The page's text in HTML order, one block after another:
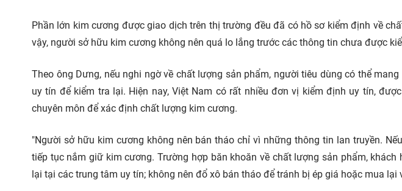
Phần lớn kim cương được giao dịch trên thị trường đều đã có hồ sơ kiểm định về
vậy, người sở hữu kim cương không nên quá lo lắng trước các thông tin chưa được
Theo ông Dưng, nếu nghi ngờ về chất lượng sản phẩm, người tiêu dùng có thể
uy tín để kiểm tra lại. Hiện nay, Việt Nam có rất nhiều đơn vị kiểm định uy tín,
chuyên môn để xác định chất lượng kim cương.
"Người sở hữu kim cương không nên bán tháo chỉ vì những thông tin lan truyền.
tiếp tục nắm giữ kim cương. Trường hợp băn khoăn về chất lượng sản phẩm,
lại tại các trung tâm uy tín; không nên đổ xô bán tháo để tránh bị ép giá hoặc mua lại